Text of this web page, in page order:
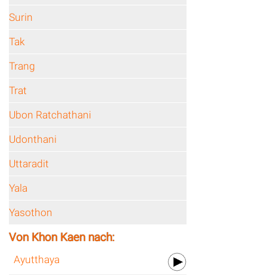
Surin
Tak
Trang
Trat
Ubon Ratchathani
Udonthani
Uttaradit
Yala
Yasothon
Von Khon Kaen nach:
Ayutthaya